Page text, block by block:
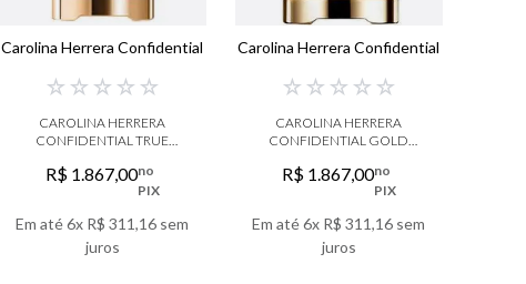
Carolina Herrera Confidential
☆ ☆ ☆ ☆ ☆
CAROLINA HERRERA
CONFIDENTIAL TRUE
R$ 1.867,00no
PIX
Em até6x R$ 311,16 sem
juros
Carolina Herrera Confidential
☆ ☆ ☆ ☆ ☆
CAROLINA HERRERA
CONFIDENTIAL GOLD
R$ 1.867,00no
PIX
Em até6x R$ 311,16 sem
juros